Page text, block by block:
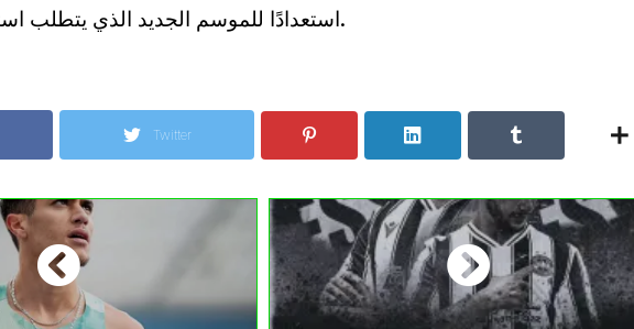
استعدادًا للموسم الجديد الذي يتطلب استقرارًا فنيًا واضحًا.
Twitter